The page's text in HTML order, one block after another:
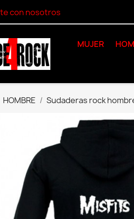
con nosotros
MUJER
HOMBRE Sudaderas rock